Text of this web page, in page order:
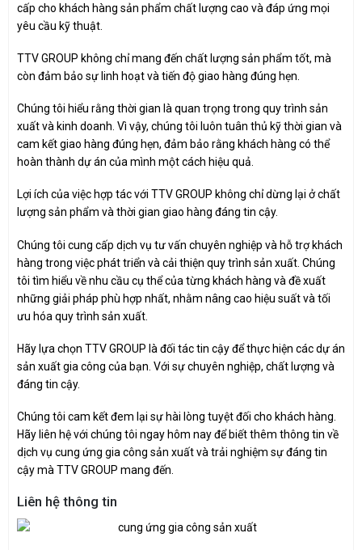
cấp cho khách hàng sản phẩm chất lượng cao và đáp ứng mọi
yêu cầu kỹ thuật.
TTV GROUP không chỉ mang đến chất lượng sản phẩm tốt, mà
còn đảm bảo sự linh hoạt và tiến độ giao hàng đúng hẹn.
Chúng tôi hiểu rằng thời gian là quan trọng trong quy trình sản
xuất và kinh doanh. Vì vậy, chúng tôi luôn tuân thủ kỹ thời gian và
cam kết giao hàng đúng hẹn, đảm bảo rằng khách hàng có thể
hoàn thành dự án của mình một cách hiệu quả.
Lợi ích của việc hợp tác với TTV GROUP không chỉ dừng lại ở chất
lượng sản phẩm và thời gian giao hàng đáng tin cậy.
Chúng tôi cung cấp dịch vụ tư vấn chuyên nghiệp và hỗ trợ khách
hàng trong việc phát triển và cải thiện quy trình sản xuất. Chúng
tôi tìm hiểu về nhu cầu cụ thể của từng khách hàng và đề xuất
những giải pháp phù hợp nhất, nhằm nâng cao hiệu suất và tối
ưu hóa quy trình sản xuất.
Hãy lựa chọn TTV GROUP là đối tác tin cậy để thực hiện các dự án
sản xuất gia công của bạn. Với sự chuyên nghiệp, chất lượng và
đáng tin cậy.
Chúng tôi cam kết đem lại sự hài lòng tuyệt đối cho khách hàng.
Hãy liên hệ với chúng tôi ngay hôm nay để biết thêm thông tin về
dịch vụ cung ứng gia công sản xuất và trải nghiệm sự đáng tin
cậy mà TTV GROUP mang đến.
Liên hệ thông tin